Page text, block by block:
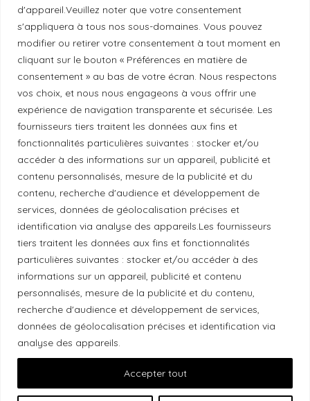
d'appareil.Veuillez noter que votre consentement
s'appliquera à tous nos sous-domaines. Vous pouvez
modifier ou retirer votre consentement à tout moment en
cliquant sur le bouton « Préférences en matière de
consentement » au bas de votre écran. Nous respectons
vos choix, et nous nous engageons à vous offrir une
expérience de navigation transparente et sécurisée. Les
fournisseurs tiers traitent les données aux fins et
fonctionnalités particulières suivantes : stocker et/ou
accéder à des informations sur un appareil, publicité et
contenu personnalisés, mesure de la publicité et du
contenu, recherche d'audience et développement de
services, données de géolocalisation précises et
identification via analyse des appareils.Les fournisseurs
tiers traitent les données aux fins et fonctionnalités
particulières suivantes : stocker et/ou accéder à des
informations sur un appareil, publicité et contenu
personnalisés, mesure de la publicité et du contenu,
recherche d'audience et développement de services,
données de géolocalisation précises et identification via
analyse des appareils.
Accepter tout
Principes de publication
Politique de correction
Politique de diversité
Politique éthique
Reconnaissance du territoire
Local Market, marque portée par la société Les
Chats Gourmets Ltd. tient à souligner que ses
installations, situées au 511 Lacolle Way (Ottawa-
Orléans), se trouvent sur le territoire traditionnel non
cédé du peuple algonquin anichinabé. Nous
reconnaissons et remercions les peuples
autochtones qui sont les gardiens historiques et
actuels de ces terres.